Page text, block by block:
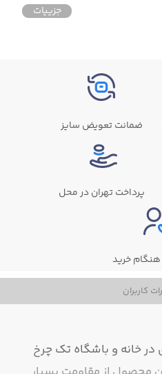
جزییات
ضمانت تعویض سایز
پرداخت تهران در محل
خرید
کاربران
خانه و باشگاه تک چرخ